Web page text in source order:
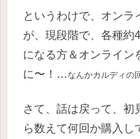
というわけで、オンラ
が、現段階で、各種約
になる方＆オンライン
に〜！…なんかカルディの
さて、話は戻って、初
ら数えて何回か購入し